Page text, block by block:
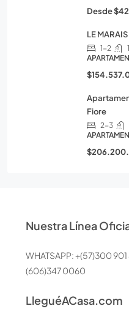
Desde
LE
1-2
Fiore
2-3
Nuestra Línea
WHATSAPP: +(57)300 901
(606)347 0060
LleguéACasa.com